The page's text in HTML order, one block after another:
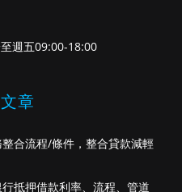
週五09:00-18:00
章
合流程/條件，整合貸款減輕
抵押借款利率、流程、管道